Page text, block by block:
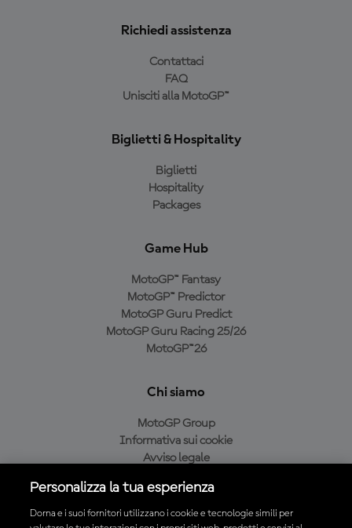
Richiedi assistenza
Contattaci
FAQ
Unisciti alla MotoGP™
Biglietti & Hospitality
Biglietti
Hospitality
Packages
Game Hub
MotoGP™ Fantasy
MotoGP™ Predictor
MotoGP Guru Predict
MotoGP Guru Racing 25/26
MotoGP™26
Chi siamo
MotoGP Group
Informativa sui cookie
Avviso legale
Condizioni di acquisto
Personalizza la tua esperienza
Dorna e i suoi fornitori utilizzano i cookie e tecnologie simili per